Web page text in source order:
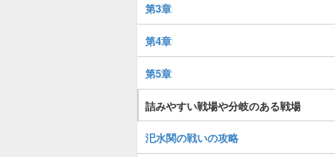
第3章
第4章
第5章
詰みやすい戦場や分岐のある戦場
汜水関の戦いの攻略